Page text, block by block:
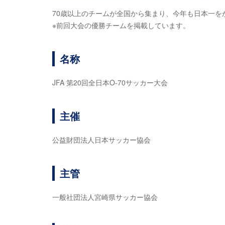
70歳以上のチームが全国から集まり、今年も日本一を
※前回大会の優勝チームを掲載しています。
名称
JFA 第20回全日本O-70サッカー大会
主催
公益財団法人日本サッカー協会
主管
一般社団法人宮崎県サッカー協会